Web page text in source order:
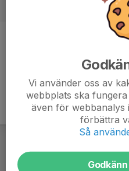
Vi använder oss av
webbplats ska
även för webbanalys
förbättra
Så